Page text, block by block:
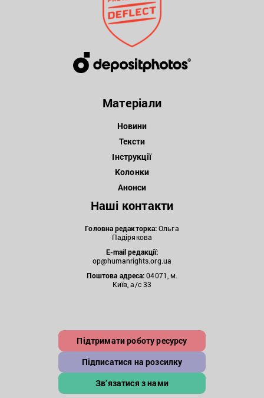
Матеріали
Новини
Тексти
Інструкції
Колонки
Анонси
Наші контакти
Головна редакторка:Ольга
Падірякова
E-mail редакції:
op@humanrights.org.ua
Поштова адреса:04071, м.
Київ, а/с 33
Підтримати роботу ресурсу
Підписатися на розсилку
Зв’язатися з нами